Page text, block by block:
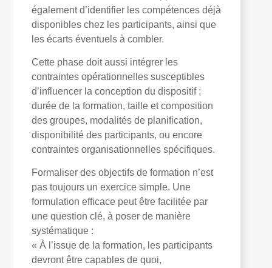
également d’identifier les compétences déjà
disponibles chez les participants, ainsi que
les écarts éventuels à combler.
Cette phase doit aussi intégrer les
contraintes opérationnelles susceptibles
d’influencer la conception du dispositif :
durée de la formation, taille et composition
des groupes, modalités de planification,
disponibilité des participants, ou encore
contraintes organisationnelles spécifiques.
Formaliser des objectifs de formation n’est
pas toujours un exercice simple. Une
formulation efficace peut être facilitée par
une question clé, à poser de manière
systématique :
« À l’issue de la formation, les participants
devront être capables de quoi,